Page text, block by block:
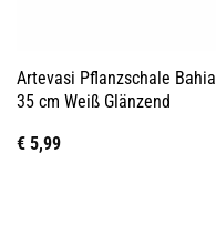
Artevasi Pflanzschale
35 cm Weiß Glänzend
€5,99